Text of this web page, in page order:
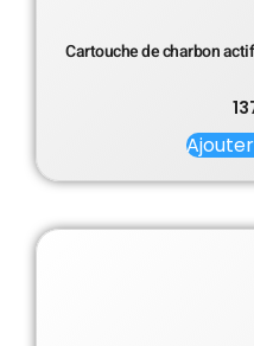
Cartouche de charbon